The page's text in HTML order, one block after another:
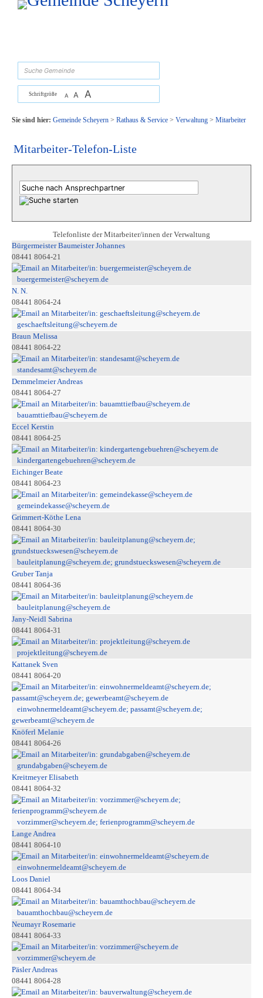
Zum Inhalt, zur Navigationoder zur Startseite springen.
Schriftgröße A A A
Sie sind hier: Gemeinde Scheyern> Rathaus & Service> Verwaltung> Mitarbeiter
Mitarbeiter-Telefon-Liste
Telefonliste der Mitarbeiter/innen der Verwaltung
Bürgermeister Baumeister Johannes
08441 8064-21
buergermeister@scheyern.de
N. N.
08441 8064-24
geschaeftsleitung@scheyern.de
Braun Melissa
08441 8064-22
standesamt@scheyern.de
Demmelmeier Andreas
08441 8064-27
bauamttiefbau@scheyern.de
Eccel Kerstin
08441 8064-25
kindergartengebuehren@scheyern.de
Eichinger Beate
08441 8064-23
gemeindekasse@scheyern.de
Grimmert-Köthe Lena
08441 8064-30
bauleitplanung@scheyern.de; grundstueckswesen@scheyern.de
Gruber Tanja
08441 8064-36
bauleitplanung@scheyern.de
Jany-Neidl Sabrina
08441 8064-31
projektleitung@scheyern.de
Kattanek Sven
08441 8064-20
einwohnermeldeamt@scheyern.de; passamt@scheyern.de;
gewerbeamt@scheyern.de
Knöferl Melanie
08441 8064-26
grundabgaben@scheyern.de
Kreitmeyer Elisabeth
08441 8064-32
vorzimmer@scheyern.de; ferienprogramm@scheyern.de
Lange Andrea
08441 8064-10
einwohnermeldeamt@scheyern.de
Loos Daniel
08441 8064-34
bauamthochbau@scheyern.de
Neumayr Rosemarie
08441 8064-33
vorzimmer@scheyern.de
Päsler Andreas
08441 8064-28